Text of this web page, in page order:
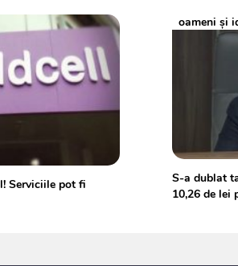
Serviciile pot fi
oameni şi
S-a dublat
10,26 de lei